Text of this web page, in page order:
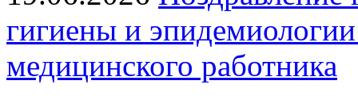
гигиены и
медицинского работника